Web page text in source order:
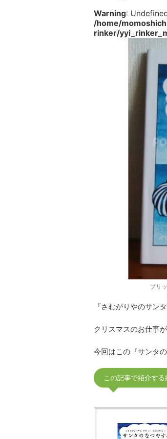
Warning:
/home/
rinker/
ブリ
『さむがりやのサン
クリスマスのお仕事
今回はこの『サンタ
この記事で紹介する